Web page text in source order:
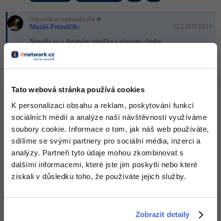
Tato webová stránka používá cookies
K personalizaci obsahu a reklam, poskytování funkcí
sociálních médií a analýze naší návštěvnosti využíváme
soubory cookie. Informace o tom, jak náš web používáte,
sdílíme se svými partnery pro sociální média, inzerci a
analýzy. Partneři tyto údaje mohou zkombinovat s
dalšími informacemi, které jste jim poskytli nebo které
získali v důsledku toho, že používáte jejich služby.
Zobrazit detaily
Copywriter
WordPress specialista
SEO specialista
Algoritmy -41%
Umělá inteligence (AI) -10%
Více
Fórum
Kurzy e-commerce
Testování softwaru
Datová analýza
Kurzy designu
-80%
Odpovídá na ondrasekno04
Matúš Petrofčík: 12.2.2015 16:14
Nenašla sa v databáze tabuľka s názvom clanky.
+20 Zkušeností
Nahoru Odpovědět +1